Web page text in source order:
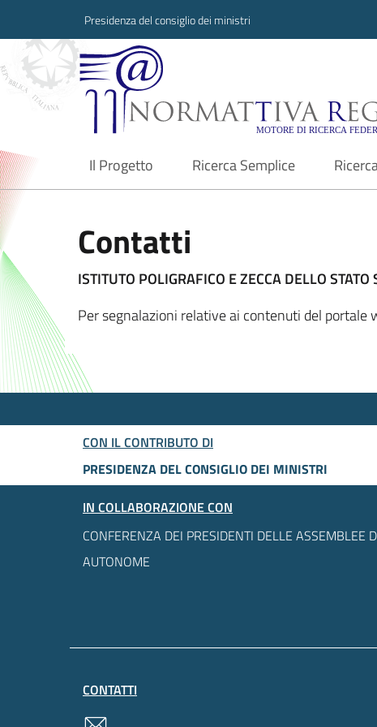
Presidenza del consiglio dei ministri
Normattiva
Il Progetto
current Ricerca Semplice
Contatti
ISTITUTO POLIGRAFICO E ZECCA DELLO STATO
Per segnalazioni relative ai contenuti del
CON IL CONTRIBUTO DI
PRESIDENZA DEL CONSIGLIO DEI MINISTRI
IN COLLABORAZIONE CON
CONFERENZA DEI PRESIDENTI DELLE ASSEMBLEE
AUTONOME
CONTATTI